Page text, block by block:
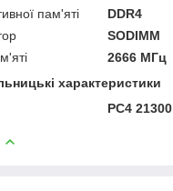
пам'яті
DDR4
SODIMM
2666 МГц
характеристики
PC4 21300